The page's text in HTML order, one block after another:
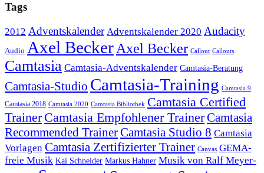
Tags
2012 Adventskalender Adventskalender 2020 Audacity
Audio Axel Becker Axel Becker Callout Callouts
Camtasia Camtasia-Adventskalender Camtasia-Beratung
Camtasia-Studio Camtasia-Training Camtasia 9
Camtasia 2018 Camtasia 2020 Camtasia Bibliothek Camtasia Certified
Trainer Camtasia Empfohlener TrainerCamtasia
Recommended TrainerCamtasia Studio 8 Camtasia
Vorlagen Camtasia Zertifizierter Trainer Canvas GEMA-
freie Musik Kai Schneider Markus Hahner Musik von Ralf Meyer-